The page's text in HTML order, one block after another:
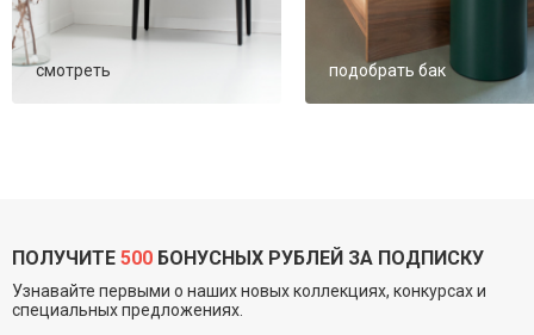
смотреть подобрать бак
ПОЛУЧИТЕ 500 БОНУСНЫХ РУБЛЕЙ ЗА ПОДПИСКУ
Узнавайте первыми о наших новых коллекциях, конкурсах и
специальных предложениях.